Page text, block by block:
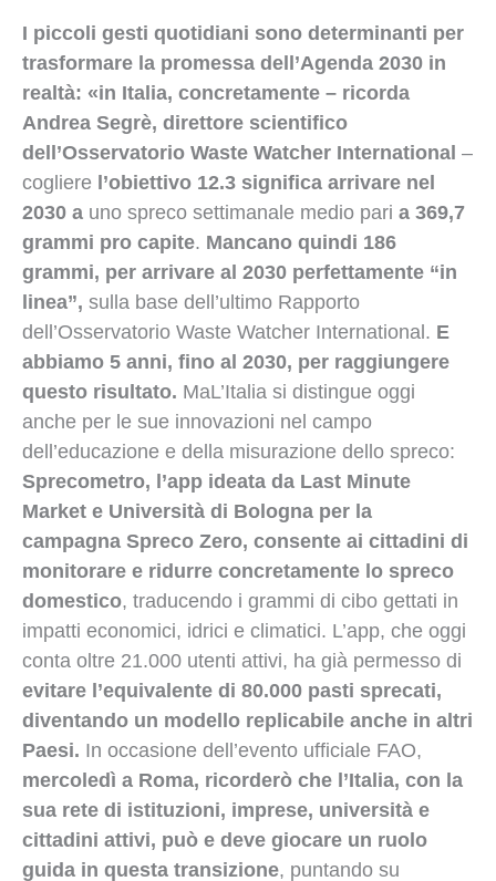
I piccoli gesti quotidiani sono determinanti per
trasformare la promessa dell’Agenda 2030 in
realtà: «in Italia, concretamente – ricorda
Andrea Segrè, direttore scientifico
dell’Osservatorio Waste Watcher International –
cogliere l’obiettivo 12.3 significa arrivare nel
2030 a uno spreco settimanale medio pari a 369,7
grammi pro capite. Mancano quindi 186
grammi, per arrivare al 2030 perfettamente “in
linea”, sulla base dell’ultimo Rapporto
dell’Osservatorio Waste Watcher International. E
abbiamo 5 anni, fino al 2030, per raggiungere
questo risultato. MaL’Italia si distingue oggi
anche per le sue innovazioni nel campo
dell’educazione e della misurazione dello spreco:
Sprecometro, l’app ideata da Last Minute
Market e Università di Bologna per la
campagna Spreco Zero, consente ai cittadini di
monitorare e ridurre concretamente lo spreco
domestico, traducendo i grammi di cibo gettati in
impatti economici, idrici e climatici. L’app, che oggi
conta oltre 21.000 utenti attivi, ha già permesso di
evitare l’equivalente di 80.000 pasti sprecati,
diventando un modello replicabile anche in altri
Paesi. In occasione dell’evento ufficiale FAO,
mercoledì a Roma, ricorderò che l’Italia, con la
sua rete di istituzioni, imprese, università e
cittadini attivi, può e deve giocare un ruolo
guida in questa transizione, puntando su